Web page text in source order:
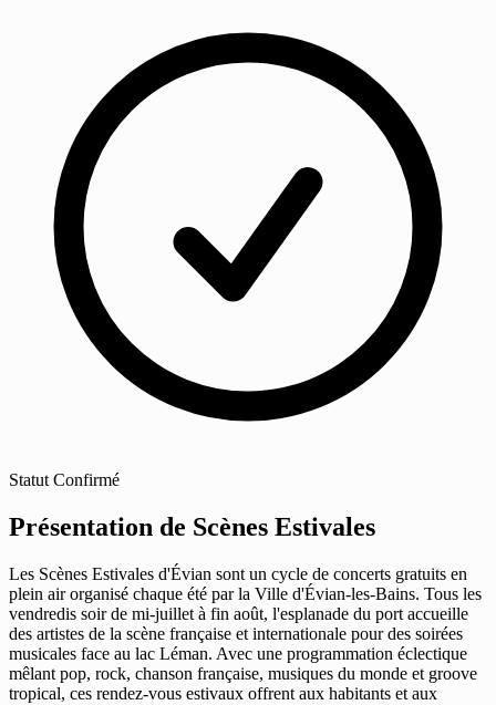
Statut Confirmé
Présentation de Scènes Estivales
Les Scènes Estivales d'Évian sont un cycle de concerts gratuits en
plein air organisé chaque été par la Ville d'Évian-les-Bains. Tous les
vendredis soir de mi-juillet à fin août, l'esplanade du port accueille
des artistes de la scène française et internationale pour des soirées
musicales face au lac Léman. Avec une programmation éclectique
mêlant pop, rock, chanson française, musiques du monde et groove
tropical, ces rendez-vous estivaux offrent aux habitants et aux